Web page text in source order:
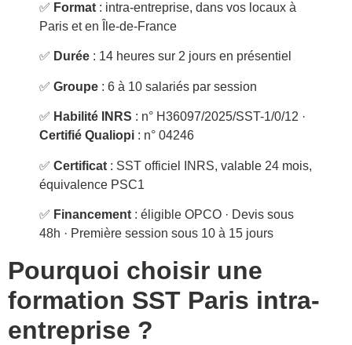
✅ Format : intra-entreprise, dans vos locaux à
Paris et en Île-de-France
✅ Durée : 14 heures sur 2 jours en présentiel
✅ Groupe : 6 à 10 salariés par session
✅ Habilité INRS : n° H36097/2025/SST-1/0/12 ·
Certifié Qualiopi : n° 04246
✅ Certificat : SST officiel INRS, valable 24 mois,
équivalence PSC1
✅ Financement : éligible OPCO · Devis sous
48h · Première session sous 10 à 15 jours
Pourquoi choisir une
formation SST Paris intra-
entreprise ?